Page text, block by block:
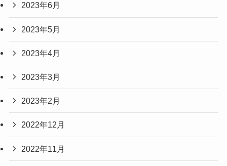
2023年6月
2023年5月
2023年4月
2023年3月
2023年2月
2022年12月
2022年11月